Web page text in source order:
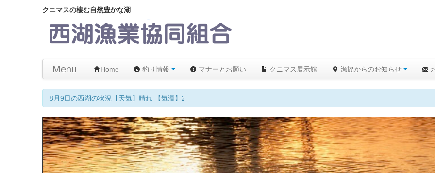
クニマスの棲む自然豊かな湖
Menu Home 釣り情報 マナーとお願い クニマス展示館 漁協からのお知らせ
8月9日の西湖の状況【天気】晴れ 【気温】23℃ 【水温】26℃